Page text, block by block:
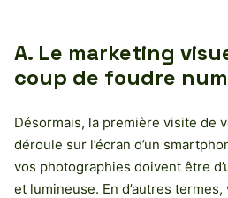
A. Le marketing
coup de foudre
Désormais, la première visite de
déroule sur l’écran d’un
vos photographies doivent être
et lumineuse. En d’autres